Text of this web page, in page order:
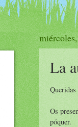
La
Os
póquer.